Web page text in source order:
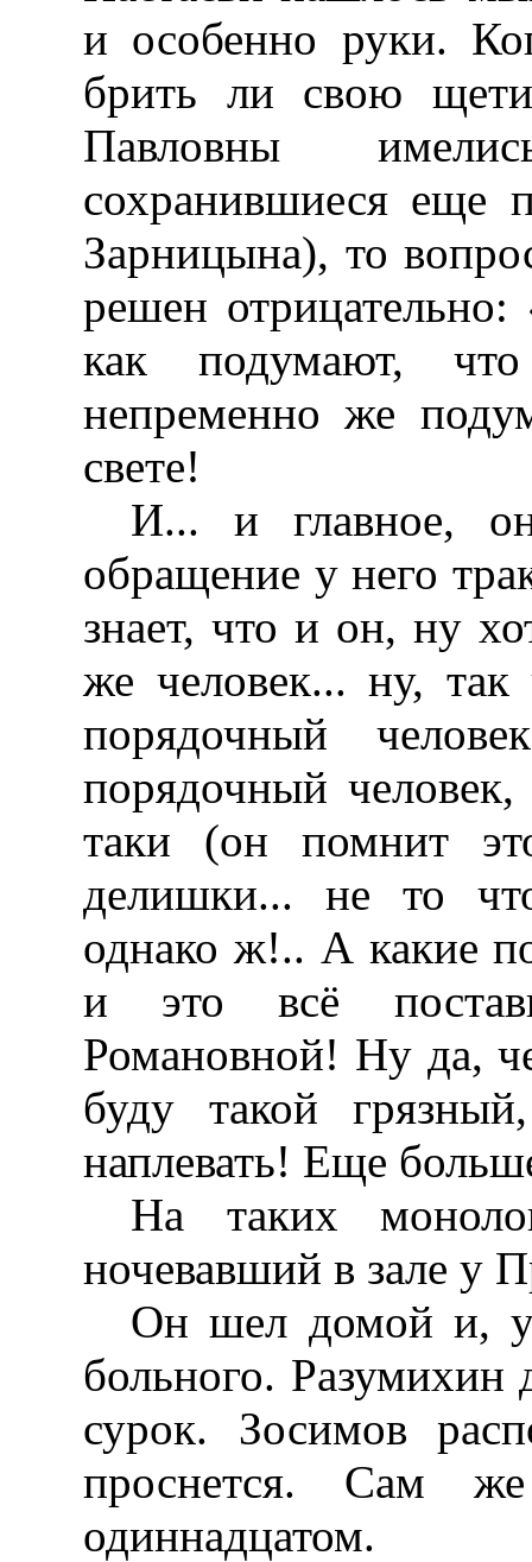
и особенно руки.
брить ли свою
Павловны
сохранившиеся еще
Зарницына), то
решен
как подумают,
непременно же
свете!
И... и главное,
обращение у него
знает, что и он, ну
же человек... ну,
порядочный
порядочный
таки (он помнит
делишки... не то
однако ж!.. А какие
и это всё
Романовной! Ну да,
буду такой
наплевать! Еще
На таких
ночевавший в зале у
Он шел домой и,
больного. Разумихин
сурок. Зосимов
проснется. Сам
одиннадцатом.